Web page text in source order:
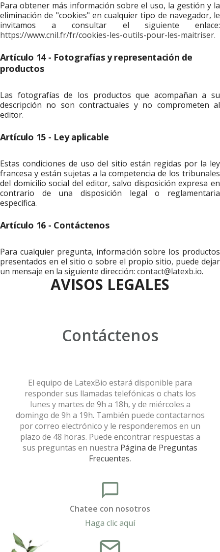
Para obtener más información sobre el uso, la gestión y la
eliminación de "cookies" en cualquier tipo de navegador, le
invitamos a consultar el siguiente enlace:
https://www.cnil.fr/fr/cookies-les-outils-pour-les-maitriser.
Artículo 14 - Fotografías y representación de
productos
Las fotografías de los productos que acompañan a su
descripción no son contractuales y no comprometen al
editor.
Artículo 15 - Ley aplicable
Estas condiciones de uso del sitio están regidas por la ley
francesa y están sujetas a la competencia de los tribunales
del domicilio social del editor, salvo disposición expresa en
contrario de una disposición legal o reglamentaria
específica.
Artículo 16 - Contáctenos
Para cualquier pregunta, información sobre los productos
presentados en el sitio o sobre el propio sitio, puede dejar
un mensaje en la siguiente dirección: contact@latexb.io.
AVISOS LEGALES
Contáctenos
El equipo de LatexBio estará disponible para
responder sus llamadas telefónicas o chats los
lunes y martes de 9h a 18h, y de miércoles a
domingo de 9h a 19h. También puede contactarnos
por correo electrónico y le responderemos en un
plazo de 48 horas. Puede encontrar respuestas a
sus preguntas en nuestra Página de Preguntas
Frecuentes.
Chatee con nosotros
Haga clic aquí